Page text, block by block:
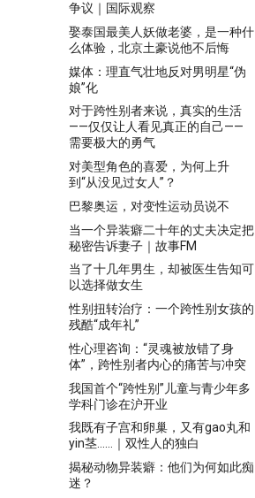
争议｜国际观察
娶泰国最美人妖做老婆，是一种什
么体验，北京土豪说他不后悔
媒体：理直气壮地反对男明星“伪
娘”化
对于跨性别者来说，真实的生活
——仅仅让人看见真正的自己——
需要极大的勇气
对美型角色的喜爱，为何上升
到“从没见过女人”？
巴黎奥运，对变性运动员说不
当一个异装癖二十年的丈夫决定把
秘密告诉妻子｜故事FM
当了十几年男生，却被医生告知可
以选择做女生
性别扭转治疗：一个跨性别女孩的
残酷“成年礼”
性心理咨询：“灵魂被放错了身
体”，跨性别者内心的痛苦与冲突
我国首个“跨性别”儿童与青少年多
学科门诊在沪开业
我既有子宫和卵巢，又有gao丸和
yin茎……｜双性人的独白
揭秘动物异装癖：他们为何如此痴
迷？